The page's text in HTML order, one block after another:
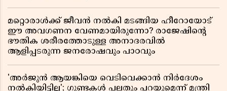
മറ്റൊരാൾക്ക് ജീവൻ നൽകി മടങ്ങിയ ഹീറോയോട്
ഈ അവഗണന വേണമായിരുന്നോ? രാജേഷിൻ്റെ
ഭൗതിക ശരീരത്തോടുള്ള അനാദരവിൽ
ആളിപ്പടരുന്ന ജനരോഷവും പാഠവും
'അർജുൻ ആയങ്കിയെ വെടിവെക്കാൻ നിർദേശം
നൽകിയിട്ടില്ല'; ഗുണ്ടകൾ പലതും പറയുമെന്ന് മന്ത്രി